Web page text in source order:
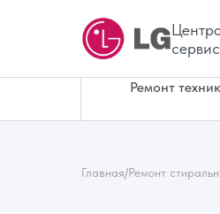
Ремонт
Главная/Ремонт